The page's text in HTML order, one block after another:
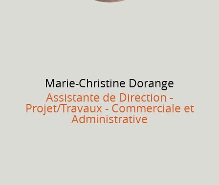
Marie-Christine Dorange
Assistante de Direction -
Projet/Travaux - Commerciale et
Administrative